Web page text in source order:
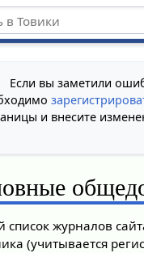
Если вы заметили
и внесите
журналов
(учитывается